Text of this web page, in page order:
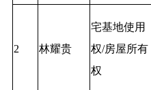
2 林耀贵
宅基地使用
权/房屋所有
权